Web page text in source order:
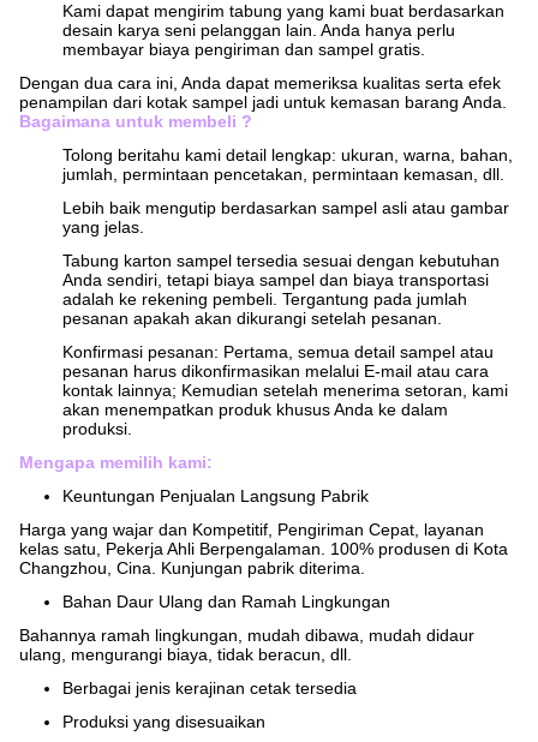
Kami dapat mengirim tabung yang kami buat berdasarkan
desain karya seni pelanggan lain. Anda hanya perlu
membayar biaya pengiriman dan sampel gratis.
Dengan dua cara ini, Anda dapat memeriksa kualitas serta efek
penampilan dari kotak sampel jadi untuk kemasan barang Anda.
Bagaimana untuk membeli ?
Tolong beritahu kami detail lengkap: ukuran, warna, bahan,
jumlah, permintaan pencetakan, permintaan kemasan, dll.
Lebih baik mengutip berdasarkan sampel asli atau gambar
yang jelas.
Tabung karton sampel tersedia sesuai dengan kebutuhan
Anda sendiri, tetapi biaya sampel dan biaya transportasi
adalah ke rekening pembeli. Tergantung pada jumlah
pesanan apakah akan dikurangi setelah pesanan.
Konfirmasi pesanan: Pertama, semua detail sampel atau
pesanan harus dikonfirmasikan melalui E-mail atau cara
kontak lainnya; Kemudian setelah menerima setoran, kami
akan menempatkan produk khusus Anda ke dalam
produksi.
Mengapa memilih kami:
Keuntungan Penjualan Langsung Pabrik
Harga yang wajar dan Kompetitif, Pengiriman Cepat, layanan
kelas satu, Pekerja Ahli Berpengalaman.
100% produsen di Kota
Changzhou, Cina.
Kunjungan pabrik diterima.
Bahan Daur Ulang dan Ramah Lingkungan
Bahannya ramah lingkungan, mudah dibawa, mudah didaur
ulang, mengurangi biaya, tidak beracun, dll.
Berbagai jenis kerajinan cetak tersedia
Produksi yang disesuaikan